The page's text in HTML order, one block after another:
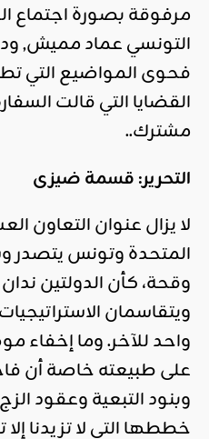
مرفوقة بصورة اجتماع
التونسي عماد مميش,
فحوى المواضيع التي
القضايا التي قالت
مشترك..
التحرير: قسمة ضيزى
لا يزال عنوان التعاون
المتحدة وتونس يتصدر
وقحة، كأن الدولتين ندان
ويتقاسمان
واحد للآخر. وما إخفاء
على طبيعته خاصة أن
وبنود التبعية وعقود
خططها التي لا تزيدنا